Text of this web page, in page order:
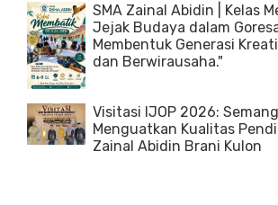
SMA Zainal Abidin | Kelas
Jejak Budaya dalam
Membentuk Generasi
dan Berwirausaha."
Visitasi IJOP 2026:
Menguatkan Kualitas
Zainal Abidin Brani Kulon